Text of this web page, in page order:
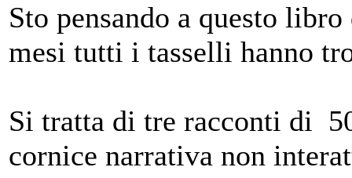
Sto pensando a questo
mesi tutti i tasselli hanno
Si tratta di tre racconti di
cornice narrativa non